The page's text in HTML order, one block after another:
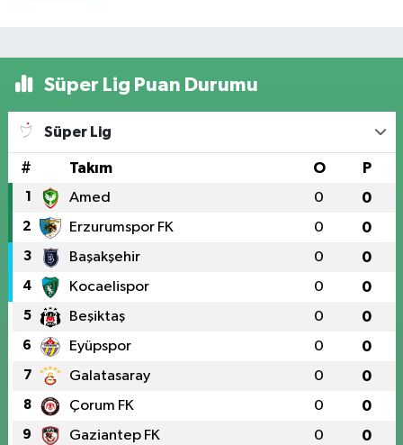
Süper Lig Puan Durumu
Süper Lig
# Takım O P
1 Amed 0 0
2 Erzurumspor FK 0 0
3 Başakşehir 0 0
4 Kocaelispor 0 0
5 Beşiktaş 0 0
6 Eyüpspor 0 0
7 Galatasaray 0 0
8 Çorum FK 0 0
9 Gaziantep FK 0 0